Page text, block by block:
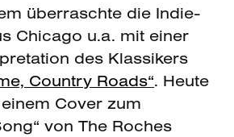
überraschte die Indie-
Chicago u.a. mit einer
des Klassikers
Country Roads“. Heute
Cover zum
von The Roches